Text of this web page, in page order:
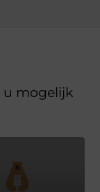
u mogelijk